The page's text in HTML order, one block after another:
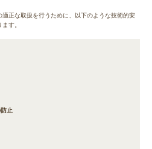
正な取扱を行うために、以下のような技術的安
す。
止